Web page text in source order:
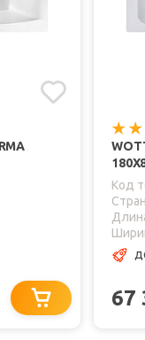
Код
67